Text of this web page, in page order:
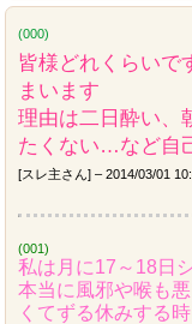
(000)
皆様どれくらいで
まいます
理由は二日酔い、
たくない…など自
[スレ主さん] – 2014/03/01
(001)
私は月に17～18日
本当に風邪や喉も
くてずる休みする